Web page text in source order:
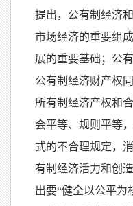
提出，公有制经济
市场经济的重要组
展的重要基础；公
公有制经济财产权
所有制经济产权和
会平等、规则平等
式的不合理规定，
有制经济活力和创
出要“健全以公平为